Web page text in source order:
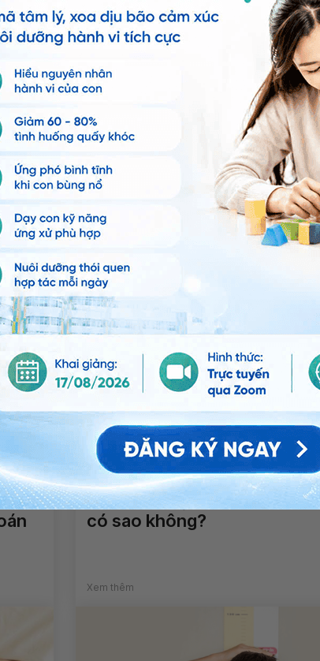
bụng ngay rốn, bạn có thể đến bệnh viện thuộc
tư vấn thêm. Cảm ơn bạn đã tin tưởng và gửi câu hỏi
lòng bấm sốHOTLINE GÓI DỊCH VỤ hoặc
tự động trên ứng dụng My Vinmec để quản lý,
ứng dụng.
Chia sẻ
dạ dày Trẻ đau bụng quanh rốn
Trẻ 9 tuổi nặng 21kg, cao
có sao không?
Xem thêm